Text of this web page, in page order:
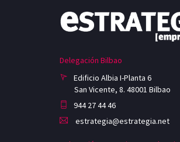
Delegación Bilbao
Edificio Albia I-Planta 6
San Vicente, 8. 48001 Bilbao
944 27 44 46
estrategia@estrategia.net